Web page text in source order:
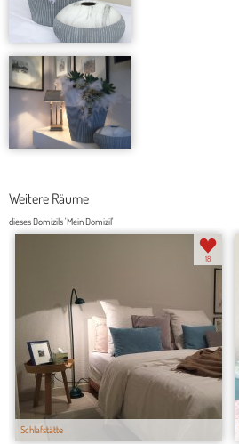
Weitere Räume
dieses Domizils 'Mein Domizil'
Schlafstätte
18